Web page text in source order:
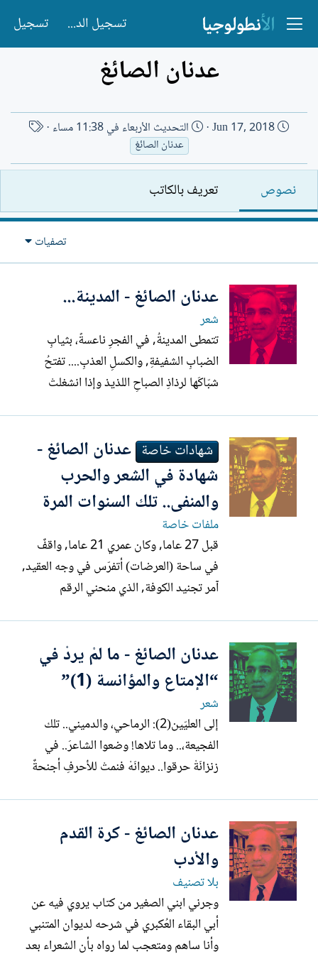
تسجيل الدخول تسجيل
عدنان الصائغ
ت
ر
خ
ا
ن
ش
ا
ء
Jun 17, 2018 التحديث الأربعاء في 11:38 مساء
ا
م
ك
ت
ب
عدنان الصائغ
نصوص تعريف بالكاتب
تصفيات
عدنان الصائغ - المدينة...
شعر
تتمطى المدينةُ, في الفجرِ ناعسةً، بثيابِ
الضبابِ الشفيفةِ, والكسلِ العذبِ.... تفتحُ
شبّاكَها لرذاذِ الصباحِ اللذيذ وإذا انشغلتْ
.. يومها .. وحقيبتها وتضيعُ بموجِ الزحامْ
……… في المساءِ الأخيرِ, ستجلسُ متعبةً
قربَ...
شهادات خاصة عدنان الصائغ -
شهادة في الشعر والحرب
والمنفى.. تلك السنوات المرة
ملفات خاصة
قبل 27 عاما, وكان عمري 21 عاما, واقفٌ
في ساحة (العرضات) أتفرّس في وجه العقيد,
آمر تجنيد الكوفة, الذي منحني الرقم
مرميا على جبل ديركله, وبعد سنوات أكثر
حلكة على سواتر الفاو, وبعد سنوات مرّة
منكمشا في موضع ترقّّصه القذائف...
عدنان الصائغ - ما لمْ يردْ في
“الإمتاع والمؤانسة (1)”
شعر
إلى العليّين(2): الرماحي، والدميني.. تلك
الفجيعة،.. وما تلاها! وضعوا الشاعرَ.. في
زنزانَةْ حرقوا.. ديوانَهْ فنمتْ للأحرفِ أجنحةٌ
منكم يوقفُ هذي الأجراسْ؟ كي لا تصلَ
الناسْ فاحتار القوّادُ وضجَّ الحرّاسْ لكن...
عدنان الصائغ - كرة القدم
والأدب
بلا تصنيف
وجرني ابني الصغير من كتاب يروي فيه عن
أبي البقاء العُكبري في شرحه لديوان المتنبي
وأنا ساهم ومتعجب لما رواه بأن الشعراء بعد